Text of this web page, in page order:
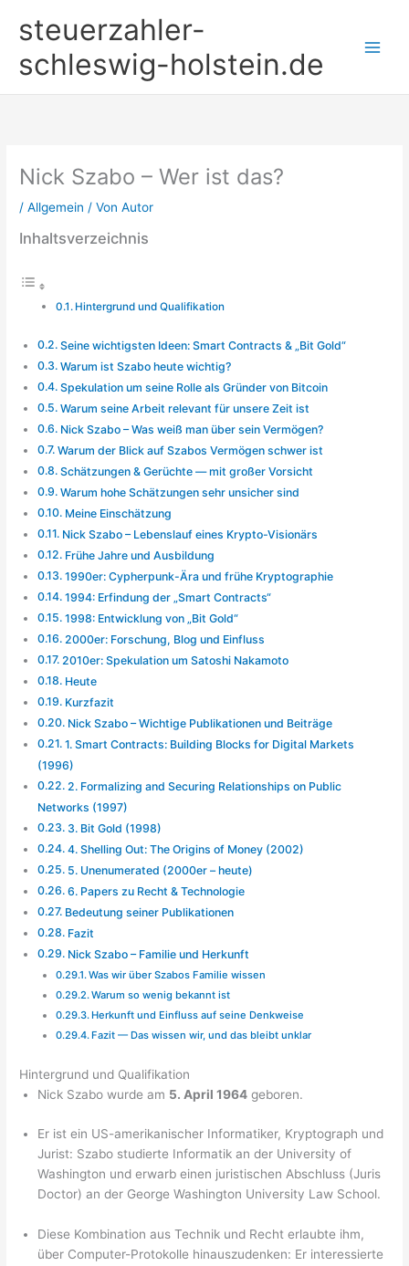
Inhaltsteuerzahler-
schleswig-holstein.de
Nick Szabo – Wer ist das?
/Allgemein / VonAutor
Inhaltsverzeichnis
Hintergrund und Qualifikation
Seine wichtigsten Ideen: Smart Contracts & „Bit Gold“
Warum ist Szabo heute wichtig?
Spekulation um seine Rolle als Gründer von Bitcoin
Warum seine Arbeit relevant für unsere Zeit ist
Nick Szabo – Was weiß man über sein Vermögen?
Warum der Blick auf Szabos Vermögen schwer ist
Schätzungen & Gerüchte — mit großer Vorsicht
Warum hohe Schätzungen sehr unsicher sind
Meine Einschätzung
Nick Szabo – Lebenslauf eines Krypto-Visionärs
Frühe Jahre und Ausbildung
1990er: Cypherpunk-Ära und frühe Kryptographie
1994: Erfindung der „Smart Contracts“
1998: Entwicklung von „Bit Gold“
2000er: Forschung, Blog und Einfluss
2010er: Spekulation um Satoshi Nakamoto
Heute
Kurzfazit
Nick Szabo – Wichtige Publikationen und Beiträge
1. Smart Contracts: Building Blocks for Digital Markets
(1996)
2. Formalizing and Securing Relationships on Public
Networks (1997)
3. Bit Gold (1998)
4. Shelling Out: The Origins of Money (2002)
5. Unenumerated (2000er – heute)
6. Papers zu Recht & Technologie
Bedeutung seiner Publikationen
Fazit
Nick Szabo – Familie und Herkunft
Was wir über Szabos Familie wissen
Warum so wenig bekannt ist
Herkunft und Einfluss auf seine Denkweise
Fazit — Das wissen wir, und das bleibt unklar
Hintergrund und Qualifikation
Nick Szabo wurde am 5. April 1964 geboren.
Er ist ein US-amerikanischer Informatiker, Kryptograph und
Jurist: Szabo studierte Informatik an der University of
Washington und erwarb einen juristischen Abschluss (Juris
Doctor) an der George Washington University Law School.
Diese Kombination aus Technik und Recht erlaubte ihm,
über Computer-Protokolle hinauszudenken: Er interessierte